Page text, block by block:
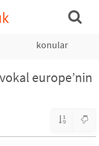
konular
europe’nin